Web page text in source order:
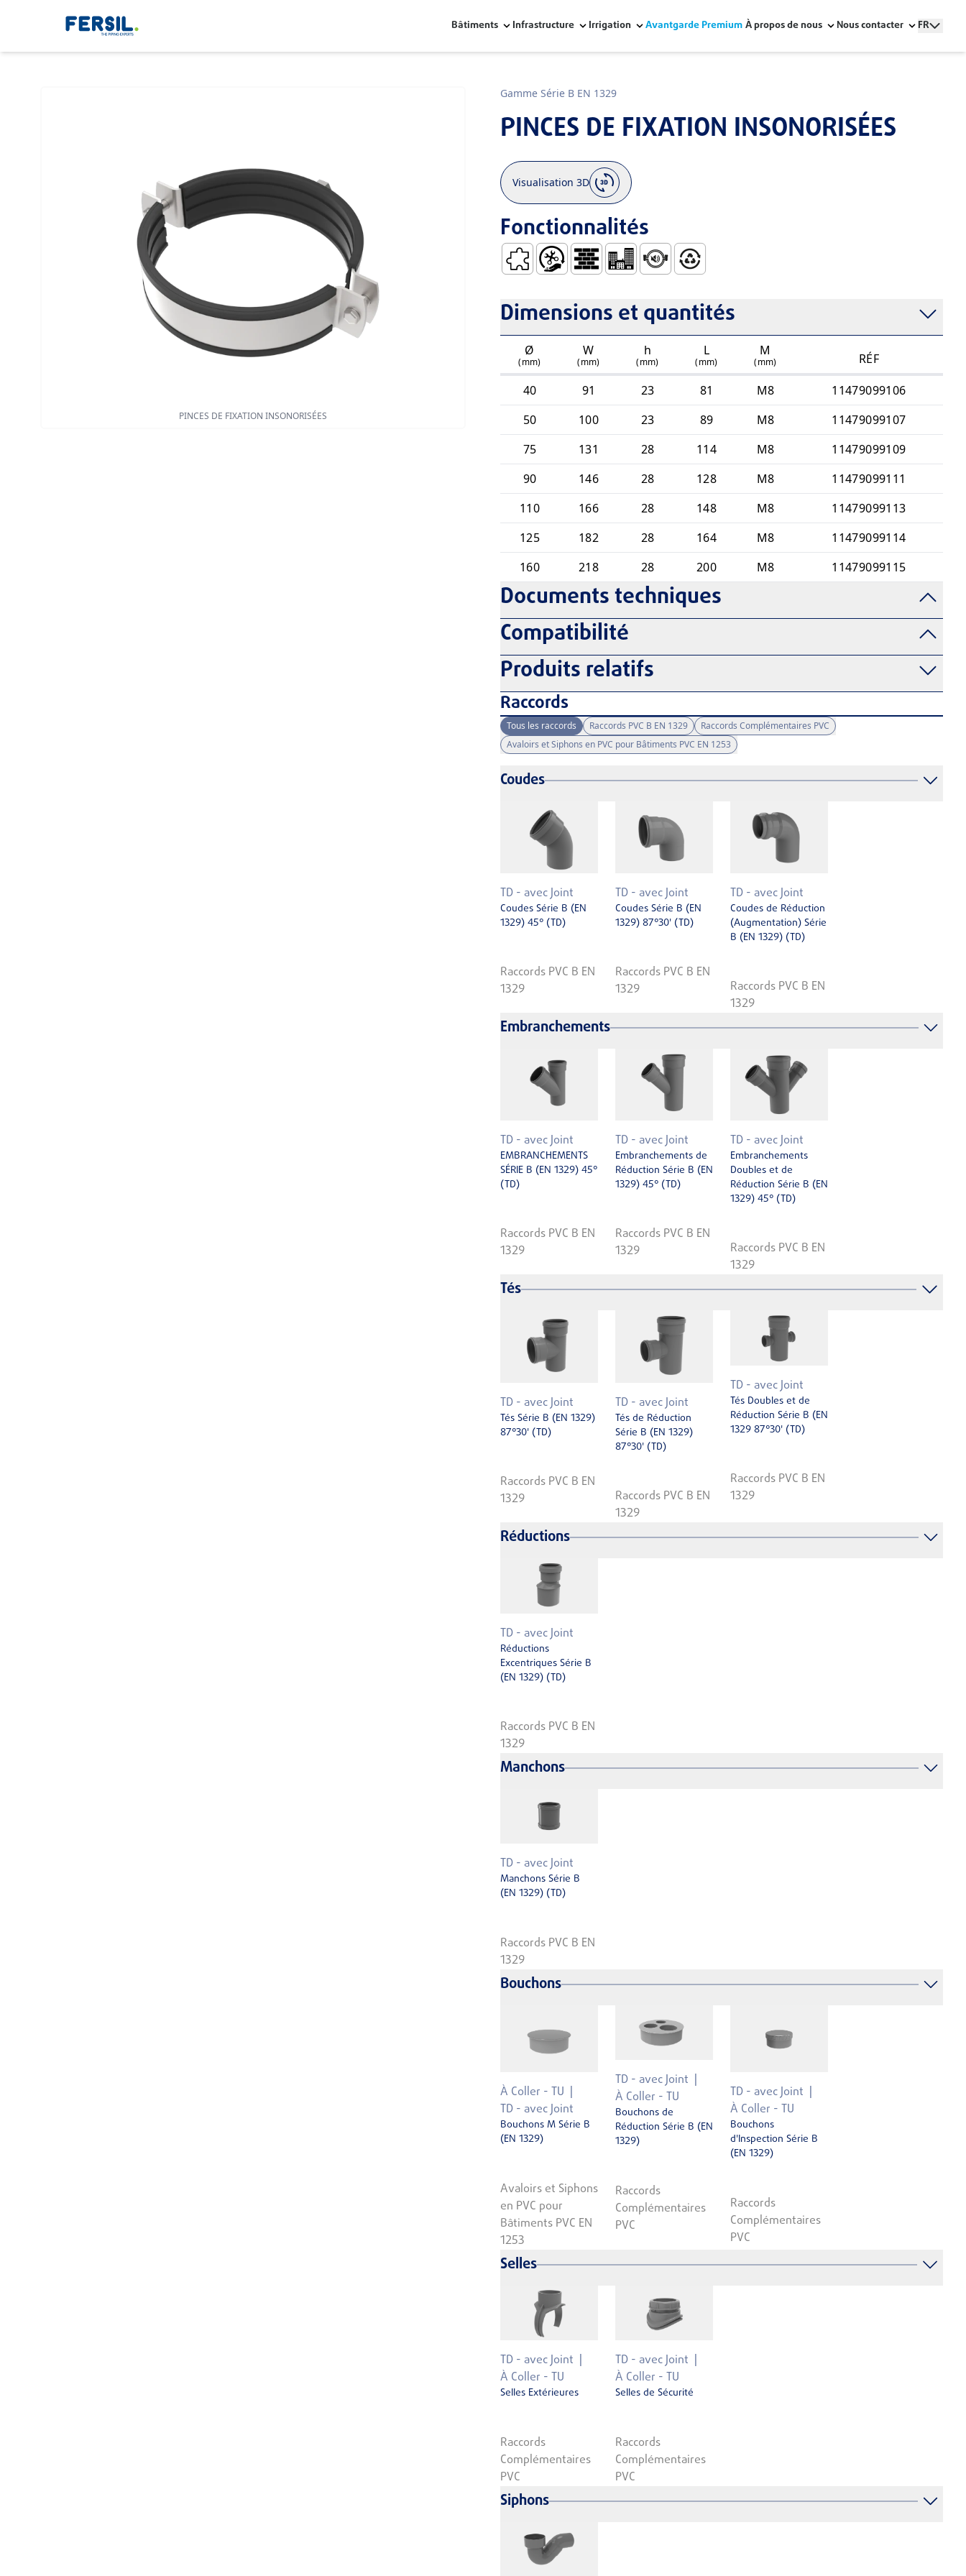
Bâtiments Infrastructure Irrigation Avantgarde PremiumÀ propos de nous Nous contacter FR
PINCES DE FIXATION INSONORISÉES
Gamme Série B EN 1329
PINCES DE FIXATION INSONORISÉES
Visualisation 3D
Fonctionnalités
Dimensions et quantités
Ø
(mm)
W
(mm)
h
(mm)
L
(mm)
M
(mm)
RÉF
40
91 23 81 M8
11479099106
50
100 23 89 M8
11479099107
75
131 28 114 M8
11479099109
90
146 28 128 M8
11479099111
110
166 28 148 M8
11479099113
125
182 28 164 M8
11479099114
160
218 28 200 M8 11479099115
Documents techniques
Compatibilité
Produits relatifs
Raccords
Tous les raccords Raccords PVC B EN 1329
Raccords Complémentaires PVC
Avaloirs et Siphons en PVC pour Bâtiments PVC EN 1253
Coudes
TD - avec Joint
Coudes Série B (EN
1329) 45° (TD)
Raccords PVC B EN
1329
TD - avec Joint
Coudes Série B (EN
1329) 87°30' (TD)
Raccords PVC B EN
1329
TD - avec Joint
Coudes de Réduction
(Augmentation) Série
B (EN ­1329) (TD)
Raccords PVC B EN
1329
Embranchements
TD - avec Joint
EMBRANCHEMENTS
SÉRIE B (EN 1329) 45°
(TD)
Raccords PVC B EN
1329
TD - avec Joint
Embranchements de
Réduction Série B (EN
1329) 45° (TD)
Raccords PVC B EN
1329
TD - avec Joint
Embranchements
Doubles et de
Réduction Série B (EN
1329) 45° (TD)
Raccords PVC B EN
1329
Tés
TD - avec Joint
Tés Série B (EN 1329)
87°30' (TD)
Raccords PVC B EN
1329
TD - avec Joint
Tés de Réduction
Série B (EN 1329)
87°30' (TD)
Raccords PVC B EN
1329
TD - avec Joint
Tés Doubles et de
Réduction Série B (EN
1329 87°30' (TD)
Raccords PVC B EN
1329
Réductions
TD - avec Joint
Réductions
Excentriques Série B
(EN 1329) (TD)
Raccords PVC B EN
1329
Manchons
TD - avec Joint
Manchons Série B
(EN 1329) (TD)
Raccords PVC B EN
1329
Bouchons
À Coller - TU
TD - avec Joint
Bouchons M Série B
(EN 1329)
Avaloirs et Siphons
en PVC pour
Bâtiments PVC EN
1253
TD - avec Joint
À Coller - TU
Bouchons de
Réduction Série B (EN
1329)
Raccords
Complémentaires
PVC
TD - avec Joint
À Coller - TU
Bouchons
d'Inspection Série B
(EN 1329)
Raccords
Complémentaires
PVC
Selles
TD - avec Joint
À Coller - TU
Selles Extérieures
Raccords
Complémentaires
PVC
TD - avec Joint
À Coller - TU
Selles de Sécurité
Raccords
Complémentaires
PVC
Siphons